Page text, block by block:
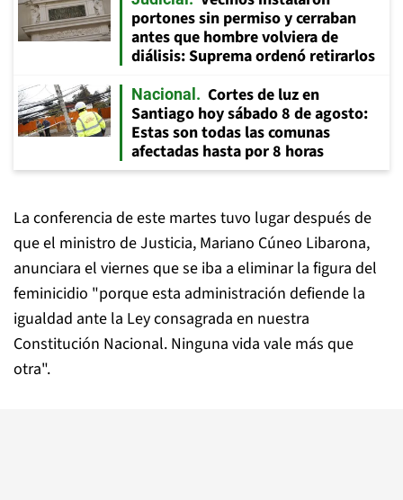
portones sin permiso y cerraban
antes que hombre volviera de
diálisis: Suprema ordenó retirarlos
Nacional
Cortes de luz en
Santiago hoy sábado 8 de agosto:
Estas son todas las comunas
afectadas hasta por 8 horas
La conferencia de este martes tuvo lugar después de
que el ministro de Justicia, Mariano Cúneo Libarona,
anunciara el viernes que se iba a eliminar la figura del
feminicidio "porque esta administración defiende la
igualdad ante la Ley consagrada en nuestra
Constitución Nacional. Ninguna vida vale más que
otra".